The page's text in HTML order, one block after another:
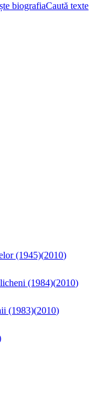
biografiaCaută texte
(1945)(2010)
(1984)(2010)
(1983)(2010)